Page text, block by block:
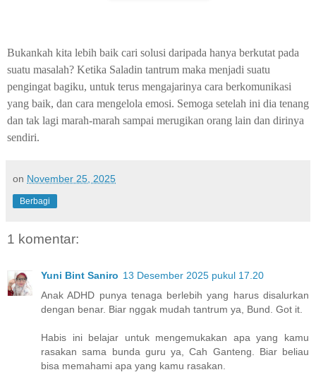
Bukankah kita lebih baik cari solusi daripada hanya berkutat pada
suatu masalah? Ketika Saladin tantrum maka menjadi suatu
pengingat bagiku, untuk terus mengajarinya cara berkomunikasi
yang baik, dan cara mengelola emosi. Semoga setelah ini dia tenang
dan tak lagi marah-marah sampai merugikan orang lain dan dirinya
sendiri.
on November 25, 2025
Berbagi
1 komentar:
Yuni Bint Saniro 13 Desember 2025 pukul 17.20
Anak ADHD punya tenaga berlebih yang harus disalurkan
dengan benar. Biar nggak mudah tantrum ya, Bund. Got it.
Habis ini belajar untuk mengemukakan apa yang kamu
rasakan sama bunda guru ya, Cah Ganteng. Biar beliau
bisa memahami apa yang kamu rasakan.